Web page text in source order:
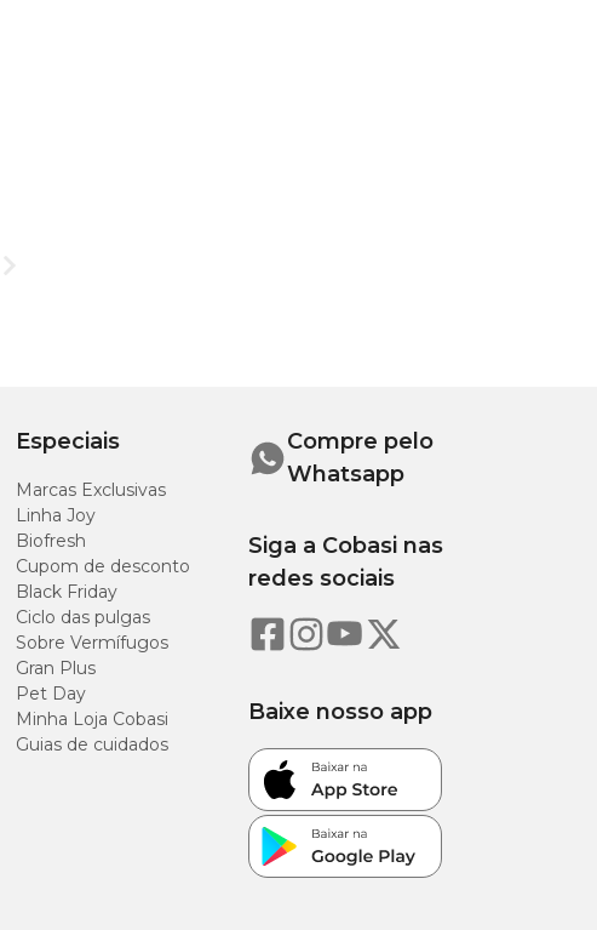
Especiais
Marcas Exclusivas
Linha Joy
Biofresh
Cupom de desconto
Black Friday
Ciclo das pulgas
Sobre Vermífugos
Gran Plus
Pet Day
Minha Loja Cobasi
Guias de cuidados
Compre pelo
Whatsapp
Siga a Cobasi nas
redes sociais
Baixe nosso app